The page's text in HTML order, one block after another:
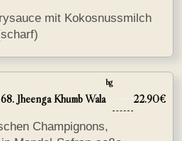
mit Kokosnussmilch
68. Jheenga Khumb Wala
bg
22.90€
Champignons,